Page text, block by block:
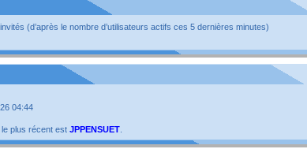
(d’après le nombre d’utilisateurs actifs ces 5 dernières minutes)
04:44
plus récent est JPPENSUET